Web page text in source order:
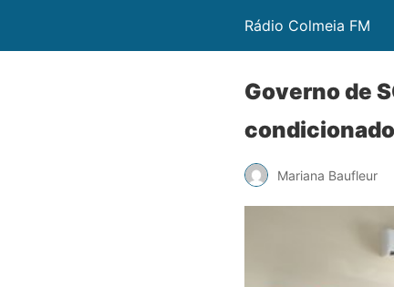
Rádio Colmeia FM
Governo de
Mariana Baufleur